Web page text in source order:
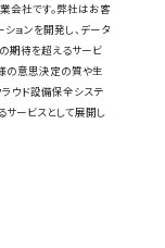
会社です。弊社はお客
ョンを開発し、データ
期待を超えるサービ
の意思決定の質や生
ウド設備保全システ
サービスとして展開し